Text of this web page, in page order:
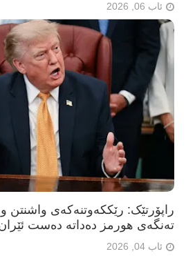
ئاب 06, 2026
راپۆرتێک: رێککەوتنەکەی واشنتن و
تەنگەی هورمز دەداتە دەست
ئاب 04, 2026